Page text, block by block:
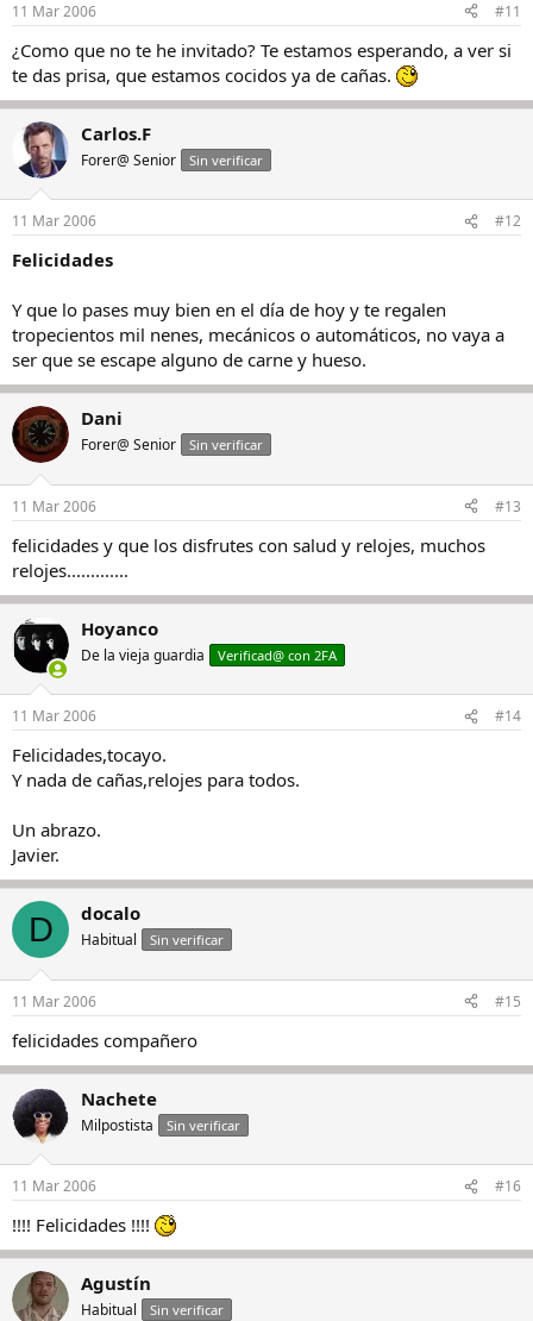
11 Mar 2006 #11
¿Como que no te he invitado? Te estamos esperando, a ver si
te das prisa, que estamos cocidos ya de cañas.
Carlos.F
Forer@ Senior Sin verificar
11 Mar 2006 #12
Felicidades
Y que lo pases muy bien en el día de hoy y te regalen
tropecientos mil nenes, mecánicos o automáticos, no vaya a
ser que se escape alguno de carne y hueso.
Dani
Forer@ Senior Sin verificar
11 Mar 2006 #13
felicidades y que los disfrutes con salud y relojes, muchos
relojes.............
Hoyanco
De la vieja guardia Verificad@ con 2FA
11 Mar 2006 #14
Felicidades,tocayo.
Y nada de cañas,relojes para todos.
Un abrazo.
Javier.
D docalo
Habitual Sin verificar
11 Mar 2006 #15
felicidades compañero
Nachete
Milpostista Sin verificar
11 Mar 2006 #16
!!!! Felicidades !!!!
Agustín
Habitual Sin verificar